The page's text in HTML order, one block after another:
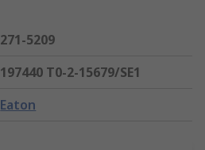
271-5209
197440 T0-2-15679/SE1
Eaton